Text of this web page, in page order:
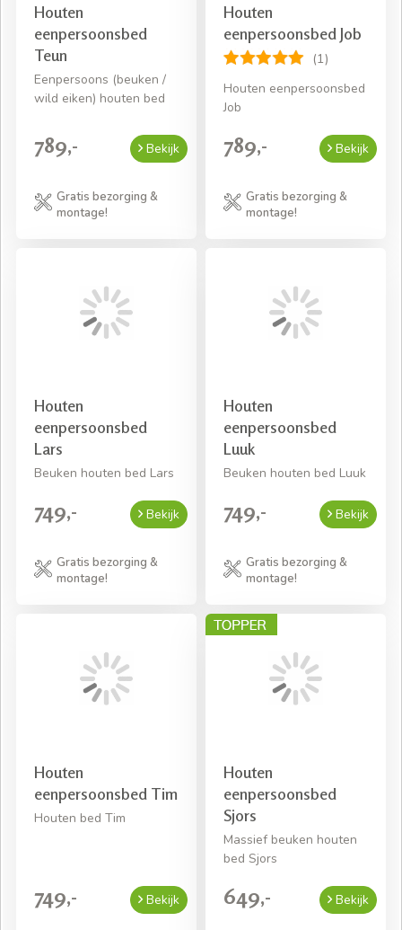
Houten
eenpersoonsbed
Teun
Eenpersoons (beuken /
wild eiken) houten bed
789,- Bekijk
Gratis bezorging &
montage!
Houten
eenpersoonsbed Job
(1)
Houten eenpersoonsbed
Job
789,- Bekijk
Gratis bezorging &
montage!
Houten
eenpersoonsbed
Lars
Beuken houten bed Lars
749,- Bekijk
Gratis bezorging &
montage!
Houten
eenpersoonsbed
Luuk
Beuken houten bed Luuk
749,- Bekijk
Gratis bezorging &
montage!
Houten
eenpersoonsbed Tim
Houten bed Tim
749,- Bekijk
Houten
eenpersoonsbed
Sjors
Massief beuken houten
bed Sjors
649,- Bekijk